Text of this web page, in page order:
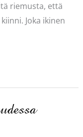
riemusta, että
Joka ikinen